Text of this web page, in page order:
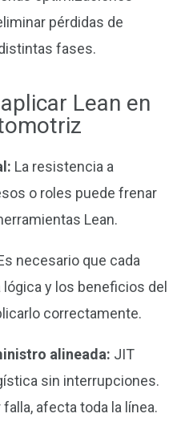
pérdidas de
fases.
Lean en
La resistencia a
o roles puede frenar
Lean.
necesario que cada
lógica y los beneficios del
correctamente.
alineada: JIT
sin interrupciones.
afecta toda la línea.